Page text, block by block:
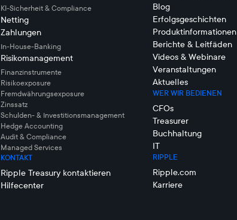
KI-Sicherheit & Compliance
Netting
Zahlungen
In-House-Banking
Risikomanagement
Finanzinstrumente
Risikoexposure
Fremdwährungsexposure
Zinssatz
Schulden- & Investitionsmanagement
Hedge Accounting
Audit & Compliance
Managed Services
KONTAKT
Ripple Treasury kontaktieren
Hilfecenter
Blog
Erfolgsgeschichten
Produktinformationen
Berichte & Leitfäden
Videos & Webinare
Veranstaltungen
Aktuelles
WER WIR BEDIENEN
CFOs
Treasurer
Buchhaltung
IT
RIPPLE
Ripple.com
Karriere